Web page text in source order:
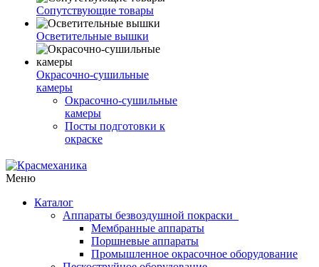
Сопутствующие товары
Осветительные вышки
Окрасочно-сушильные
камеры
Окрасочно-сушильные
камеры
Посты подготовки к
окраске
Меню
Каталог
Аппараты безвоздушной покраски
Мембранные аппараты
Поршневые аппараты
Промышленное окрасочное оборудование